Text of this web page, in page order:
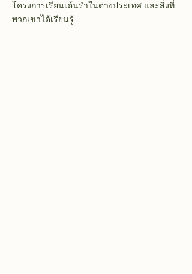
โครงการเรียนเต้นรำในต่างประเทศ และสิ่งที่
พวกเขาได้เรียนรู้